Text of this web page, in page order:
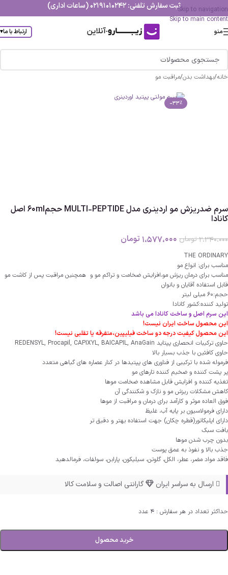
Skip to navigation
Skip to main content
ثبت سفارش تلفنی: 02191010242 (ساعات اداری)
منو ارتباط با ما▾
خانه/بهداشت بدن/مراقبت مو
-33%
سرم ضدریزش مو اردينـري مدل MULTI-PEPTIDE حجم60ml اصل
کانادا
2،340،000تومان 1،577،000 تومان
THE ORDINARY
مناسب برای: انواع مو
مناسب برای درمان ریزش مو،افزایش ضخامت و تراکم مو و همچنین مراقبت پس از کاشت مو
قابل استفاده آقایان و بانوان
حجم:60 میلی لیتر
تولید کننده:کشور کانادا
این سرم اصل و ساخت کانادا می باشد
این محصول ساخت ایران نیست!
این محصول کیفیت درجه دو ساخت فیلیپین،متفرقه یا تقلبی نیست!
حاوی ترکیبات انحصاری پپتاید REDENSYL, Procapil, CAPIXYL, BAICAPIL, AnaGain
حاوی کافئین با جذب بسیار بالا
فرموله شده با ترکیبی از فناوری های پپتیدها در کنار عصاره های گیاهی متعدد
پر پشت کننده و ضخیم کننده تارهای مو
تغذیه کننده و افزایش قابل مشاهده ضخامت موها
کاهش مشکلات ریزش مو و نازک و شکنندگی آن
فوق العاده موثر و کارآمد برای درمان و مراقبت از موها
دارای فرمولاسیون بر پایه آب، غلیظ
دارای اپلیکاتور(قطره چکان) جهت استفاده بهتر و دقیق تر
بافت سبک
بدون چرب شدن موها
جذب بالا و نفوذ به عمق پوست
فاقد مواد مضر، عطر، الکل، گلوتن، سیلیکون، پارابن، سولفات، فرمالدهید
ارسال به سراسر ایران گارانتی اصالت و سلامت کالا
حداکثر تعداد در هر سفارش : 4 عدد
خرید محصول